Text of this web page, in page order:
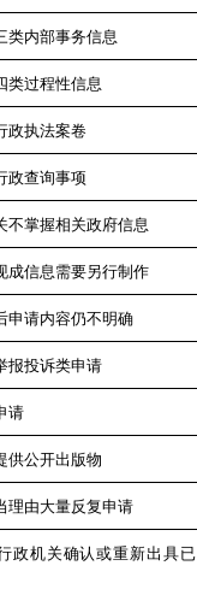
类内部事务信息
类过程性信息
政执法案卷
政查询事项
不掌握相关政府信息
成信息需要另行制作
申请内容仍不明确
报投诉类申请
请
供公开出版物
理由大量反复申请
政机关确认或重新出具已